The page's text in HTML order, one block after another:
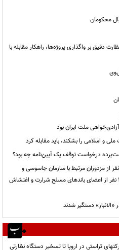
محکومان
دقیق بر واگذاری پروژه‌ها، راهکار مقابله با
ملت ایران بود
و اسلامی را بشکند، باید مقابله کرد
درخواست توقف یک آیین‌نامه چه بود؟
وزارت اطلاعات: شناسایی و دستگیری ۲۱ نفر از مزدوران مرتبط با سازمان جاسوسی و
تروریستی رژیم صهیونیستی و بازداشت ۴ نفر از اعضای باندهای مسلح شرارت و اغتشاش
دستگیر شدند
تراستی در اروپا تا تسخیر دستگاه نظارتی